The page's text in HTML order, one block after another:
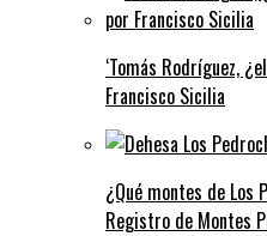
‘Tomás Rodríguez,
Francisco Sicilia
¿Qué montes de Los
Registro de Montes